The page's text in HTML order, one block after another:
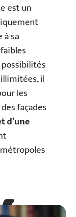
est un
à sa
il
les
façades
d’une